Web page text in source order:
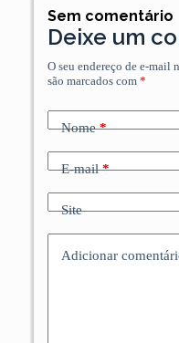
Sem comentário
Deixe um
O seu endereço de e-mail
são marcados com *
Nome*
E-mail*
Site
Adicionar